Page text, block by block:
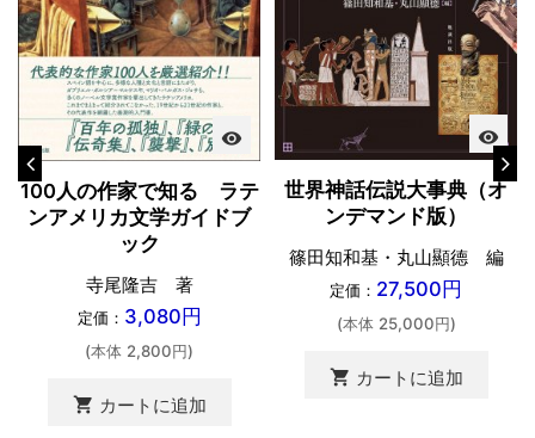
visibility
100人の作家で知る ラテ
ンアメリカ文学ガイドブ
ック
寺尾隆吉 著
定価： 3,080円
(本体 2,800円)
shopping_cart カートに追加
visibility
世界神話伝説大事典（オ
ンデマンド版）
篠田知和基・丸山顯德 編
定価： 27,500円
(本体 25,000円)
shopping_cart カートに追加